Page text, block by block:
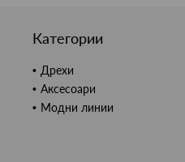
Категории
Дрехи
Аксесоари
Модни линии